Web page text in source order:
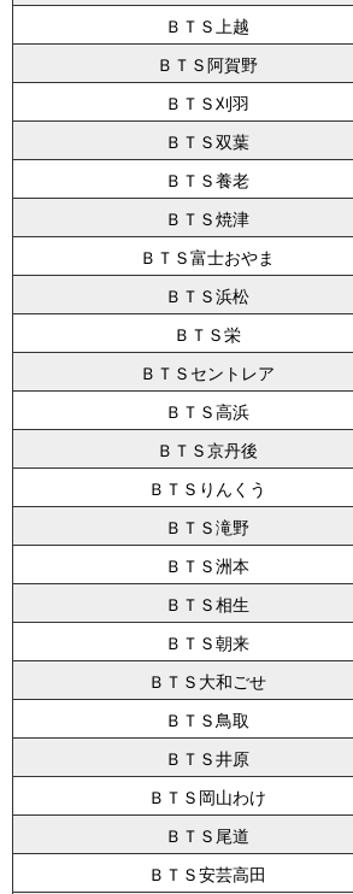
ＢＴＳ上越
ＢＴＳ阿賀野
ＢＴＳ刈羽
ＢＴＳ双葉
ＢＴＳ養老
ＢＴＳ焼津
ＢＴＳ富士おやま
ＢＴＳ浜松
ＢＴＳ栄
ＢＴＳセントレア
ＢＴＳ高浜
ＢＴＳ京丹後
ＢＴＳりんくう
ＢＴＳ滝野
ＢＴＳ洲本
ＢＴＳ相生
ＢＴＳ朝来
ＢＴＳ大和ごせ
ＢＴＳ鳥取
ＢＴＳ井原
ＢＴＳ岡山わけ
ＢＴＳ尾道
ＢＴＳ安芸高田